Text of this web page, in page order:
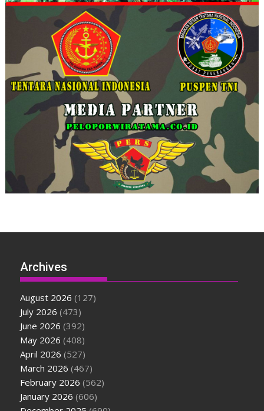
Archives
August 2026 (127)
July 2026 (473)
June 2026 (392)
May 2026 (408)
April 2026 (527)
March 2026 (467)
February 2026 (562)
January 2026 (606)